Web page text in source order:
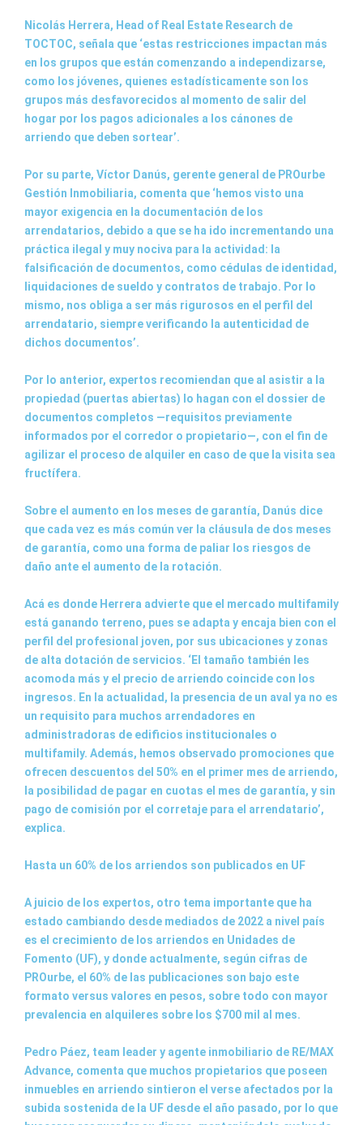
Nicolás Herrera, Head of Real Estate Research de
TOCTOC, señala que ‘estas restricciones impactan más
en los grupos que están comenzando a independizarse,
como los jóvenes, quienes estadísticamente son los
grupos más desfavorecidos al momento de salir del
hogar por los pagos adicionales a los cánones de
arriendo que deben sortear’.
Por su parte, Víctor Danús, gerente general de PROurbe
Gestión Inmobiliaria, comenta que ‘hemos visto una
mayor exigencia en la documentación de los
arrendatarios, debido a que se ha ido incrementando una
práctica ilegal y muy nociva para la actividad: la
falsificación de documentos, como cédulas de identidad,
liquidaciones de sueldo y contratos de trabajo. Por lo
mismo, nos obliga a ser más rigurosos en el perfil del
arrendatario, siempre verificando la autenticidad de
dichos documentos’.
Por lo anterior, expertos recomiendan que al asistir a la
propiedad (puertas abiertas) lo hagan con el dossier de
documentos completos —requisitos previamente
informados por el corredor o propietario—, con el fin de
agilizar el proceso de alquiler en caso de que la visita sea
fructífera.
Sobre el aumento en los meses de garantía, Danús dice
que cada vez es más común ver la cláusula de dos meses
de garantía, como una forma de paliar los riesgos de
daño ante el aumento de la rotación.
Acá es donde Herrera advierte que el mercado multifamily
está ganando terreno, pues se adapta y encaja bien con el
perfil del profesional joven, por sus ubicaciones y zonas
de alta dotación de servicios. ‘El tamaño también les
acomoda más y el precio de arriendo coincide con los
ingresos. En la actualidad, la presencia de un aval ya no es
un requisito para muchos arrendadores en
administradoras de edificios institucionales o
multifamily. Además, hemos observado promociones que
ofrecen descuentos del 50% en el primer mes de arriendo,
la posibilidad de pagar en cuotas el mes de garantía, y sin
pago de comisión por el corretaje para el arrendatario’,
explica.
Hasta un 60% de los arriendos son publicados en UF
A juicio de los expertos, otro tema importante que ha
estado cambiando desde mediados de 2022 a nivel país
es el crecimiento de los arriendos en Unidades de
Fomento (UF), y donde actualmente, según cifras de
PROurbe, el 60% de las publicaciones son bajo este
formato versus valores en pesos, sobre todo con mayor
prevalencia en alquileres sobre los $700 mil al mes.
Pedro Páez, team leader y agente inmobiliario de RE/MAX
Advance, comenta que muchos propietarios que poseen
inmuebles en arriendo sintieron el verse afectados por la
subida sostenida de la UF desde el año pasado, por lo que